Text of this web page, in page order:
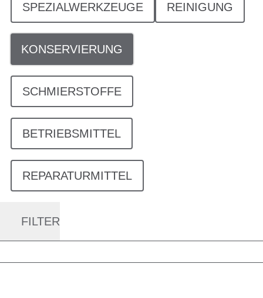
SPEZIALWERKZEUGE REINIGUNG
KONSERVIERUNG
SCHMIERSTOFFE
BETRIEBSMITTEL
REPARATURMITTEL
FILTER